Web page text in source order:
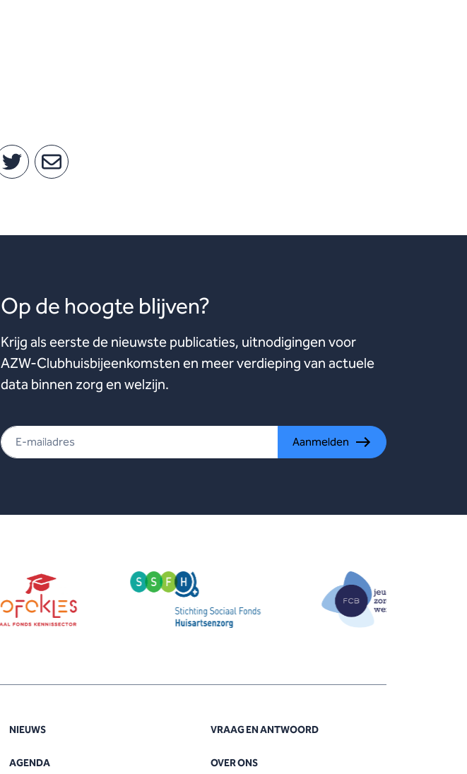
Op de hoogte blijven?
Krijg als eerste de nieuwste publicaties, uitnodigingen voor
AZW-Clubhuisbijeenkomsten en meer verdieping van actuele
data binnen zorg en welzijn.
Aanmelden
NIEUWS
AGENDA
VRAAG EN ANTWOORD
OVER ONS